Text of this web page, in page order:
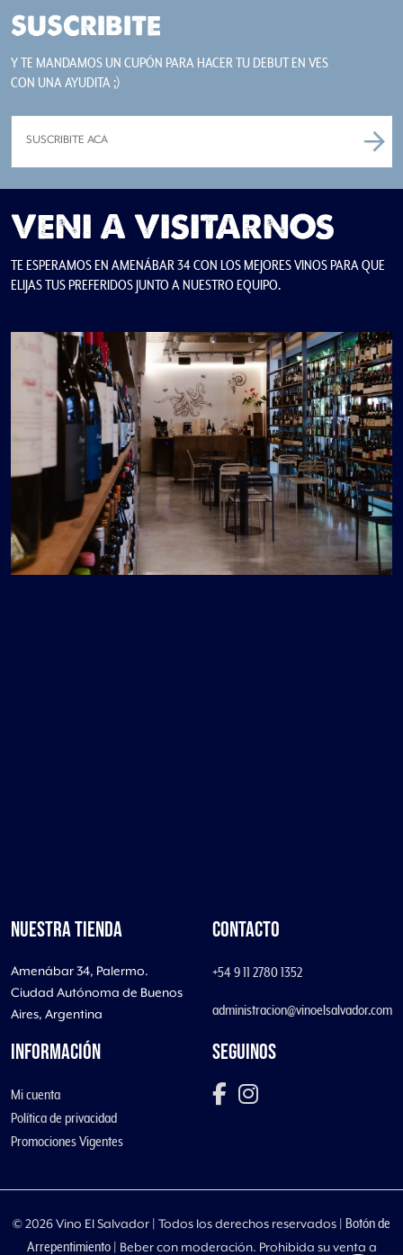
SUSCRIBITE
Y TE MANDAMOS UN CUPÓN PARA HACER TU DEBUT EN VES
CON UNA AYUDITA ;)
VENI A VISITARNOS
TE ESPERAMOS EN AMENÁBAR 34 CON LOS MEJORES VINOS PARA QUE
ELIJAS TUS PREFERIDOS JUNTO A NUESTRO EQUIPO.
NUESTRA TIENDA
Amenábar 34, Palermo.
Ciudad Autónoma de Buenos
Aires, Argentina
CONTACTO
+54 9 11 2780 1352
administracion@vinoelsalvador.com
INFORMACIÓN
Mi cuenta
Política de privacidad
Promociones Vigentes
SEGUINOS
©2026 Vino El Salvador | Todos los derechos reservados | Botón de
Arrepentimiento| Beber con moderación. Prohibida su venta a